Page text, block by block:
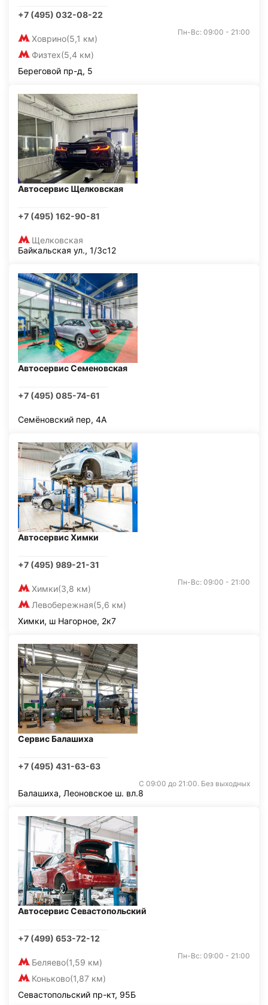
+7 (495) 032-08-22
Ховрино(5,1 км)
Физтех(5,4 км)
Пн-Вс: 09:00 - 21:00
Береговой пр-д, 5
Автосервис Щелковская
+7 (495) 162-90-81
Щелковская
Байкальская ул., 1/3с12
Автосервис Семеновская
+7 (495) 085-74-61
Семёновский пер, 4А
Автосервис Химки
+7 (495) 989-21-31
Химки(3,8 км)
Левобережная(5,6 км)
Пн-Вс: 09:00 - 21:00
Химки, ш Нагорное, 2к7
Сервис Балашиха
+7 (495) 431-63-63
С 09:00 до 21:00. Без выходных
Балашиха, Леоновское ш. вл.8
Автосервис Севастопольский
+7 (499) 653-72-12
Беляево(1,59 км)
Коньково(1,87 км)
Пн-Вс: 09:00 - 21:00
Севастопольский пр-кт, 95Б